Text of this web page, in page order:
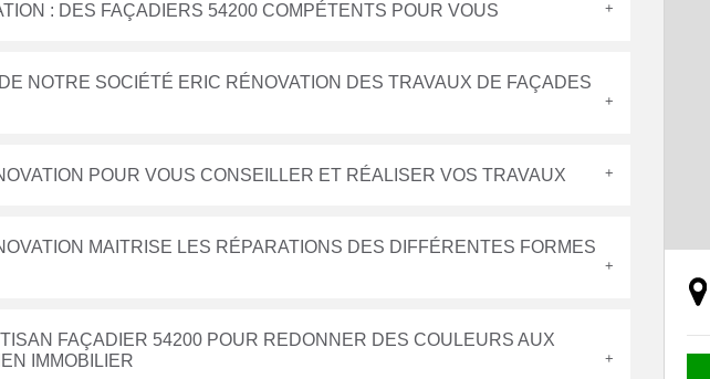
: DES FAÇADIERS 54200 COMPÉTENTS POUR VOUS
NOTRE SOCIÉTÉ ERIC RÉNOVATION DES TRAVAUX DE FAÇADES
POUR VOUS CONSEILLER ET RÉALISER VOS TRAVAUX
MAITRISE LES RÉPARATIONS DES DIFFÉRENTES FORMES
FAÇADIER 54200 POUR REDONNER DES COULEURS AUX
IMMOBILIER